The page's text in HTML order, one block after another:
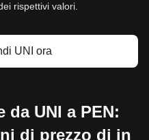
rispettivi valori.
UNI ora
UNI a PEN:
di prezzo di in